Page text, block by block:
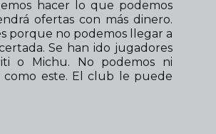
hacer lo que podemos
ofertas con más dinero.
porque no podemos llegar a
Se han ido jugadores
o Michu. No podemos ni
como este. El club le puede